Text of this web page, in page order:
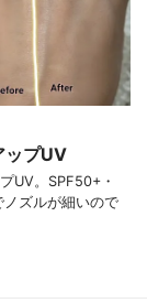
ップUV
UV。SPF50+・
ズルが細いので